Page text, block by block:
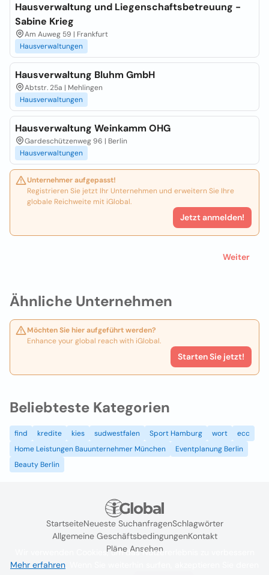
Ähnliche Unternehmen
Möchten Sie hier aufgeführt werden?
Enhance your global reach with iGlobal.
Starten Sie jetzt!
Hausverwaltung und Liegenschaftsbetreuung -
Sabine Krieg
Am Auweg 59 | Frankfurt
Hausverwaltungen
Hausverwaltung Bluhm GmbH
Abtstr. 25a | Mehlingen
Hausverwaltungen
Hausverwaltung Weinkamm OHG
Gardeschützenweg 96 | Berlin
Hausverwaltungen
Unternehmer aufgepasst!
Registrieren Sie jetzt Ihr Unternehmen und erweitern Sie Ihre
globale Reichweite mit iGlobal.
Jetzt anmelden!
Weiter
Beliebteste Kategorien
find kredite kies sudwestfalen Sport Hamburg wort
ecc
Home Leistungen Bauunternehmer München
Eventplanung Berlin
Beauty Berlin
StartseiteNeueste SuchanfragenSchlagwörter
Allgemeine GeschäftsbedingungenKontakt
Pläne Ansehen
Wir verwenden Cookies, um das Nutzererlebnis zu verbessern
Mehr erfahren